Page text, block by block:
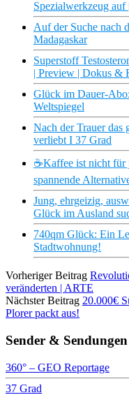
Spezialwerkzeug
Auf der Suche nach
Madagaskar
Superstoff
| Preview | Dokus &
Glück im Dauer-
Weltspiegel
Nach der Trauer
verliebt I 37 Grad
️☕Kaffee ist nicht für
spannende
Jung, ehrgeizig,
Glück im Ausland
740qm Glück: Ein
Stadtwohnung!
Vorheriger Beitrag
veränderten | ARTE
Nächster Beitrag 20.000€
Plorer packt aus!
Sender & Sendungen
360° – GEO Reportage
37 Grad